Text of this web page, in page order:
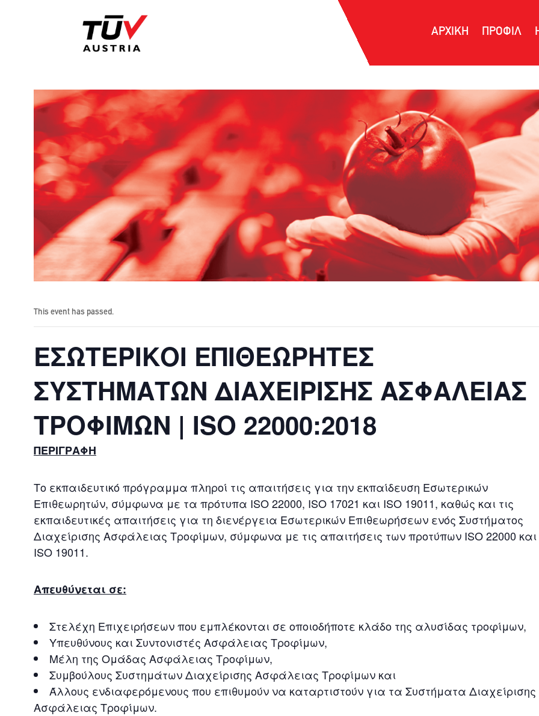
ΑΡΧΙΚΗ ΠΡΟΦΙΛ
This event has passed.
ΕΣΩΤΕΡΙΚΟΙ ΕΠΙΘΕΩΡΗΤΕΣ
ΣΥΣΤΗΜΑΤΩΝ ΔΙΑΧΕΙΡΙΣΗΣ ΑΣΦΑΛΕΙΑΣ
ΤΡΟΦΙΜΩΝ | ISO 22000:2018
ΠΕΡΙΓΡΑΦΗ
Το εκπαιδευτικό πρόγραμμα πληροί τις απαιτήσεις για την εκπαίδευση Εσωτερικών
Επιθεωρητών, σύμφωνα με τα πρότυπα ISO 22000, ISO 17021 και ISO 19011, καθώς και τις
εκπαιδευτικές απαιτήσεις για τη διενέργεια Εσωτερικών Επιθεωρήσεων ενός Συστήματος
Διαχείρισης Ασφάλειας Τροφίμων, σύμφωνα με τις απαιτήσεις των προτύπων ISO 22000 και
ISO 19011.
Απευθύνεται σε:
Στελέχη Επιχειρήσεων που εμπλέκονται σε οποιοδήποτε κλάδο της αλυσίδας τροφίμων,
Υπευθύνους και Συντονιστές Ασφάλειας Τροφίμων,
Μέλη της Ομάδας Ασφάλειας Τροφίμων,
Συμβούλους Συστημάτων Διαχείρισης Ασφάλειας Τροφίμων και
Άλλους ενδιαφερόμενους που επιθυμούν να καταρτιστούν για τα Συστήματα Διαχείρισης
Ασφάλειας Τροφίμων.